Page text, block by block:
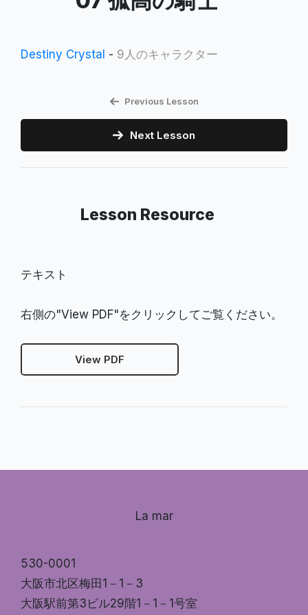
Destiny Crystal - 9人のキャラクター
Previous Lesson
Next Lesson
Lesson Resource
テキスト
右側の"View PDF"をクリックしてご覧ください。
View PDF
La mar
530-0001
大阪市北区梅田1－1－3
大阪駅前第3ビル29階1－1－1号室